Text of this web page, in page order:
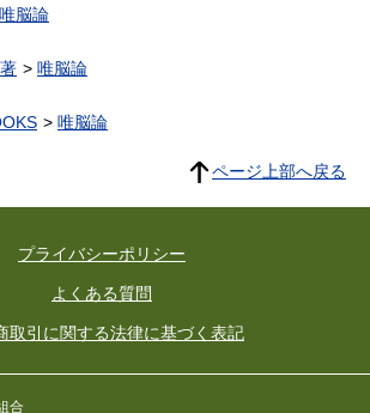
唯脳論
唯脳論
唯脳論
ページ上部へ戻る
プライバシーポリシー
よくある質問
取引に関する法律に基づく表記
合